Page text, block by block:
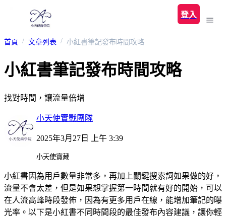
登入
首頁 文章列表 小紅書筆記發布時間攻略
小紅書筆記發布時間攻略
找對時間，讓流量倍增
小天使實戰團隊
2025年3月27日 上午 3:39
小天使寶藏
小紅書因為用戶數量非常多，再加上關鍵搜索詞如果做的好，
流量不會太差，但是如果想掌握第一時間就有好的開始，可以
在人流高峰時段發佈，因為有更多用戶在線，能增加筆記的曝
光率。以下是小紅書不同時間段的最佳發布內容建議，讓你輕